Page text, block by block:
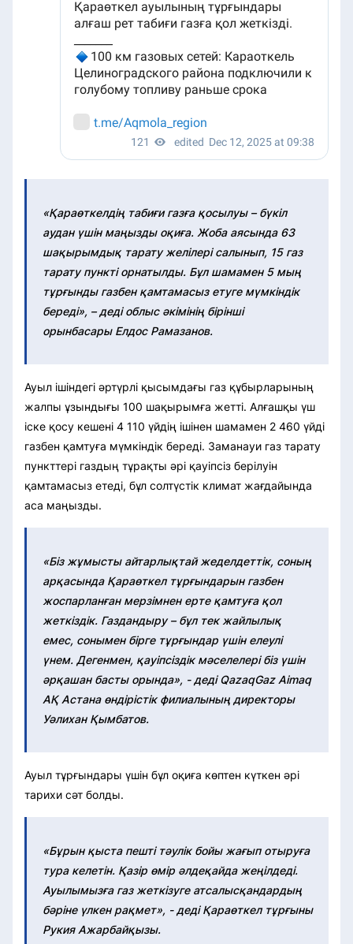
«Қараөткелдің табиғи газға қосылуы – бүкіл
аудан үшін маңызды оқиға. Жоба аясында 63
шақырымдық тарату желілері салынып, 15 газ
тарату пункті орнатылды. Бұл шамамен 5 мың
тұрғынды газбен қамтамасыз етуге мүмкіндік
береді», – деді облыс әкімінің бірінші
орынбасары Елдос Рамазанов.
Ауыл ішіндегі әртүрлі қысымдағы газ құбырларының
жалпы ұзындығы 100 шақырымға жетті. Алғашқы үш
іске қосу кешені 4 110 үйдің ішінен шамамен 2 460 үйді
газбен қамтуға мүмкіндік береді. Заманауи газ тарату
пункттері газдың тұрақты әрі қауіпсіз берілуін
қамтамасыз етеді, бұл солтүстік климат жағдайында
аса маңызды.
«Біз жұмысты айтарлықтай жеделдеттік, соның
арқасында Қараөткел тұрғындарын газбен
жоспарланған мерзімнен ерте қамтуға қол
жеткіздік. Газдандыру – бұл тек жайлылық
емес, сонымен бірге тұрғындар үшін елеулі
үнем. Дегенмен, қауіпсіздік мәселелері біз үшін
әрқашан басты орында», - деді QazaqGaz Aimaq
АҚ Астана өндірістік филиалының директоры
Уәлихан Қымбатов.
Ауыл тұрғындары үшін бұл оқиға көптен күткен әрі
тарихи сәт болды.
«Бұрын қыста пешті тәулік бойы жағып отыруға
тура келетін. Қазір өмір әлдеқайда жеңілдеді.
Ауылымызға газ жеткізуге атсалысқандардың
бәріне үлкен рақмет», - деді Қараөткел тұрғыны
Рукия Ажарбайқызы.